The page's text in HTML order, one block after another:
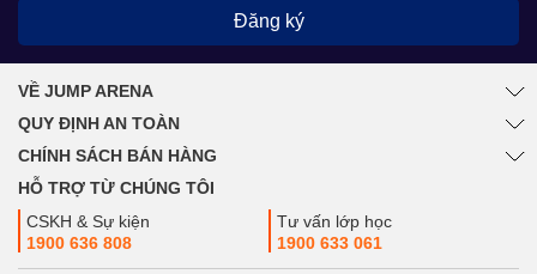
Đăng ký
VỀ JUMP ARENA
QUY ĐỊNH AN TOÀN
CHÍNH SÁCH BÁN HÀNG
HỖ TRỢ TỪ CHÚNG TÔI
CSKH & Sự kiện
1900 636 808
Tư vấn lớp học
1900 633 061